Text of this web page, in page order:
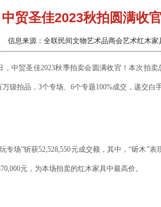
中贸圣佳2023秋拍圆满收
信息来源：全联民间文物艺术品商会艺术红木
，中贸圣佳2023秋季拍卖会圆满收官！本次拍
万级拍品，3个专场、6个专题100%成交，递交白
专场”斩获52,528,550元成交额，其中，“斫木”
元，为本场拍卖的红木家具中最高价。